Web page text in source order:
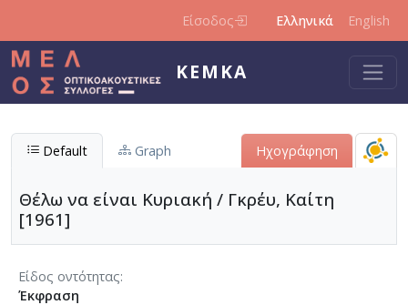
Είσοδος Ελληνικά English
ΚΕΜΚΑ
Default Graph Ηχογράφηση
Θέλω να είναι Κυριακή / Γκρέυ, Καίτη
[1961]
Είδος οντότητας
Έκφραση